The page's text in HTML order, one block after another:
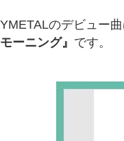
のデビュー
ーニング』 です。